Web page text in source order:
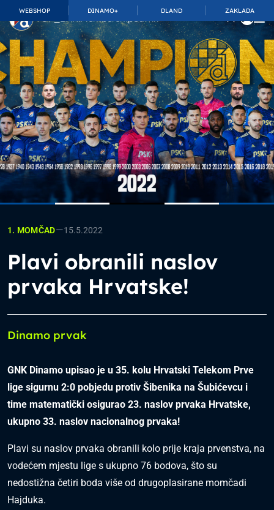
WEBSHOP DINAMO+ DLAND ZAKLADA
TOP_BAR.MembershipSuffix
1. MOMČAD—15.5.2022
Plavi obranili naslov
prvaka Hrvatske!
Dinamo prvak
GNK Dinamo upisao je u 35. kolu Hrvatski Telekom Prve
lige sigurnu 2:0 pobjedu protiv Šibenika na Šubićevcu i
time matematički osigurao 23. naslov prvaka Hrvatske,
ukupno 33. naslov nacionalnog prvaka!
Plavi su naslov prvaka obranili kolo prije kraja prvenstva, na
vodećem mjestu lige s ukupno 76 bodova, što su
nedostižna četiri boda više od drugoplasirane momčadi
Hajduka.